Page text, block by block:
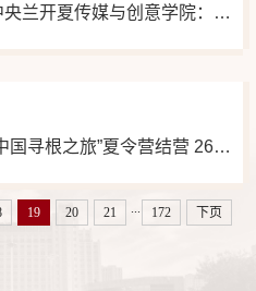
兰开夏传媒与创意学院：以
寻根之旅”夏令营结营 26名
19 20 21 172 下页